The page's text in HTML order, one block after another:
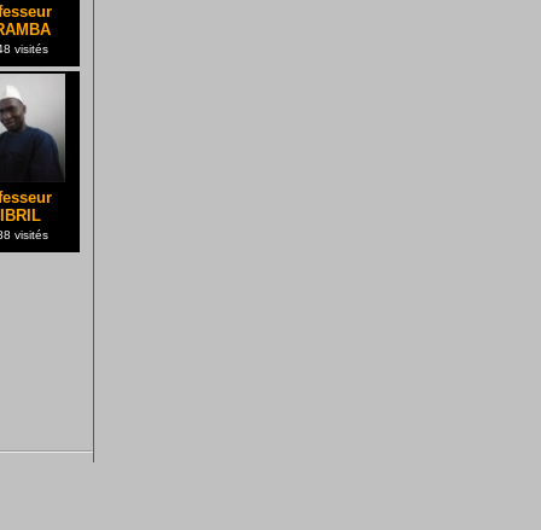
visités
visités